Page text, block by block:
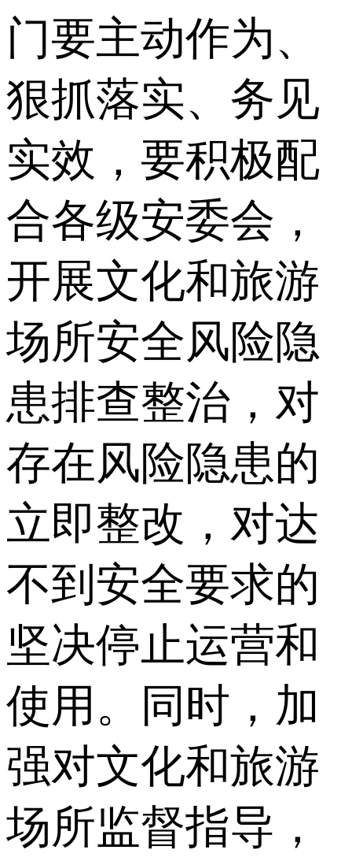
门要主动作为、
狠抓落实、务见
实效，要积极配
合各级安委会，
开展文化和旅游
场所安全风险隐
患排查整治，对
存在风险隐患的
立即整改，对达
不到安全要求的
坚决停止运营和
使用。同时，加
强对文化和旅游
场所监督指导，